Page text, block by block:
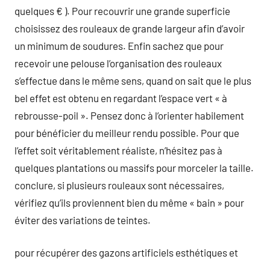
quelques € ). Pour recouvrir une grande superficie
choisissez des rouleaux de grande largeur afin d’avoir
un minimum de soudures. Enfin sachez que pour
recevoir une pelouse l’organisation des rouleaux
s’effectue dans le même sens, quand on sait que le plus
bel effet est obtenu en regardant l’espace vert « à
rebrousse-poil ». Pensez donc à l’orienter habilement
pour bénéficier du meilleur rendu possible. Pour que
l’effet soit véritablement réaliste, n’hésitez pas à
quelques plantations ou massifs pour morceler la taille.
conclure, si plusieurs rouleaux sont nécessaires,
vérifiez qu’ils proviennent bien du même « bain » pour
éviter des variations de teintes.
pour récupérer des gazons artificiels esthétiques et